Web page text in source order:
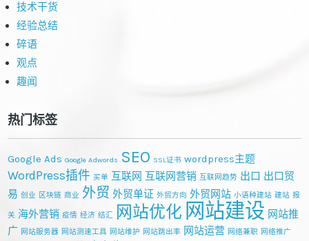
技术干货
经验总结
碎语
观点
趣闻
热门标签
Google Ads Google Adwords SEO SSL证书 wordpress主题
WordPress插件 买单 互联网 互联网营销 互联网趋势 出口 出口贸
易 创业 区块链 商业 外贸 外贸单证 外贸方向 外贸网站 小语种建站 建站 报
关 海外营销 疫情 经济 结汇 网站优化 网站建设 网站推
广 网站服务器 网站测速工具 网站维护 网站跳出率 网站运营 网络兼职 网络推广